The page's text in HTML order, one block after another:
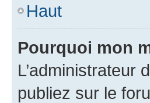
Haut
Pourquoi mon
L’administrateur
publiez sur le